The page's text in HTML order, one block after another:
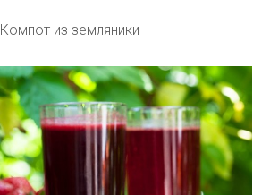
Компот из земляники